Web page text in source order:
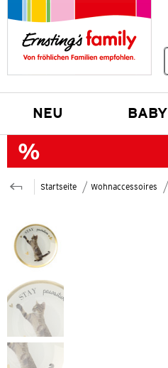
NEU BABY
Startseite Wohnaccessoires